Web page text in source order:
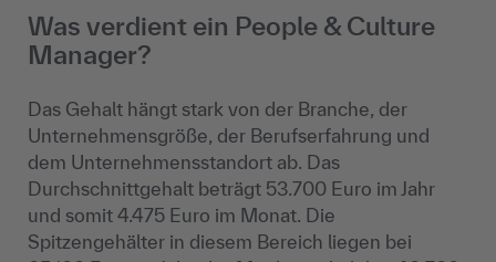
Was verdient ein People & Culture
Manager?
Das Gehalt hängt stark von der Branche, der
Unternehmensgröße, der Berufserfahrung und
dem Unternehmensstandort ab. Das
Durchschnittgehalt beträgt 53.700 Euro im Jahr
und somit 4.475 Euro im Monat. Die
Spitzengehälter in diesem Bereich liegen bei